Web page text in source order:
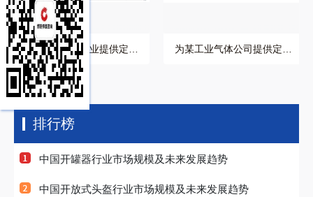
为制动器制造企业提供定制
化培训方案
为某工业气体公司提供定制
排行榜
中国开罐器行业市场规模及未来发展趋势
中国开放式头盔行业市场规模及未来发展趋势